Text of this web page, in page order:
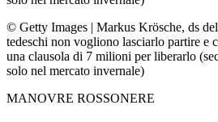
© Getty Images | Markus Krösche, ds
tedeschi non vogliono lasciarlo partire e
una clausola di 7 milioni per liberarlo
solo nel mercato invernale)
MANOVRE ROSSONERE